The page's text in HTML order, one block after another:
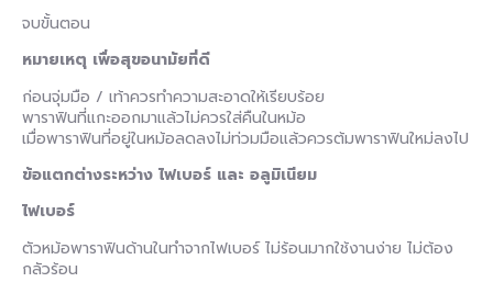
จบขั้นตอน
หมายเหตุ เพื่อสุขอนามัยที่ดี
ก่อนจุ่มมือ / เท้าควรทำความสะอาดให้เรียบร้อย
พาราฟินที่แกะออกมาแล้วไม่ควรใส่คืนในหม้อ
เมื่อพาราฟินที่อยู่ในหม้อลดลงไม่ท่วมมือแล้วควรต้มพาราฟินใหม่ลงไป
ข้อแตกต่างระหว่าง ไฟเบอร์ และ อลูมิเนียม
ไฟเบอร์
ตัวหม้อพาราฟินด้านในทำจากไฟเบอร์ ไม่ร้อนมากใช้งานง่าย ไม่ต้อง
กลัวร้อน